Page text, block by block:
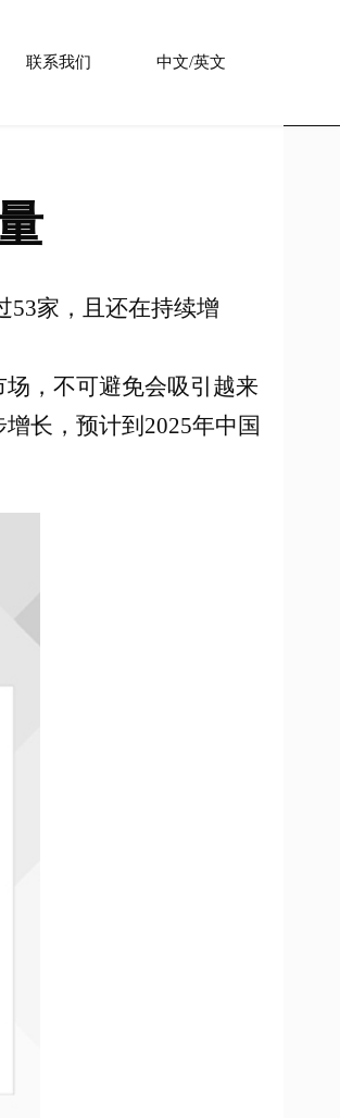
联系我们 中文/英文
53家，且还在持续增
，不可避免会吸引越来
长，预计到2025年中国